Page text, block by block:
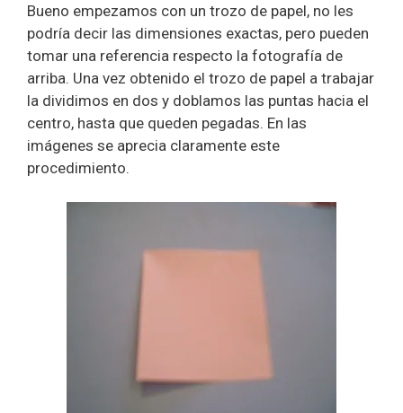
Bueno empezamos con un trozo de papel, no les
podría decir las dimensiones exactas, pero pueden
tomar una referencia respecto la fotografía de
arriba. Una vez obtenido el trozo de papel a trabajar
la dividimos en dos y doblamos las puntas hacia el
centro, hasta que queden pegadas. En las
imágenes se aprecia claramente este
procedimiento.